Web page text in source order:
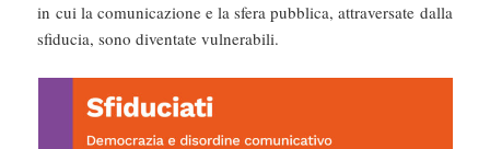
in cui la comunicazione e la sfera pubblica, attraversate dalla
sfiducia, sono diventate vulnerabili.